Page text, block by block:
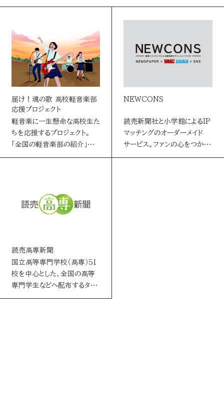
読売出版広告賞
読売・日テレ アドバタイザー・オブ・ザ・イヤー
English
届け！魂の歌 高校軽音楽部
応援プロジェクト
軽音楽に一生懸命な高校生た
ちを応援するプロジェクト。
「全国の軽音楽部の紹介」や
「全国大会を目指す高校生バ
NEWCONS
読売新聞社と小学館によるIP
マッチングのオーダーメイド
サービス。ファンの心をつかむ
タイアップコンテンツ制作から
読売高専新聞
国立高等専門学校（高専）51
校を中心とした、全国の高等
専門学生などへ配布するタブ
ロイド新聞。著名人や企業トッ